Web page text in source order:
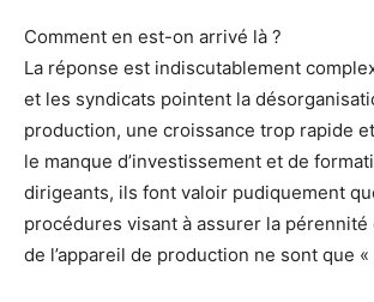
Comment en est-on arrivé là ?
La réponse est indiscutablement
et les syndicats pointent la
production, une croissance trop rapide
le manque d’investissement et de
dirigeants, ils font valoir pudiquement
procédures visant à assurer la
de l’appareil de production ne sont que